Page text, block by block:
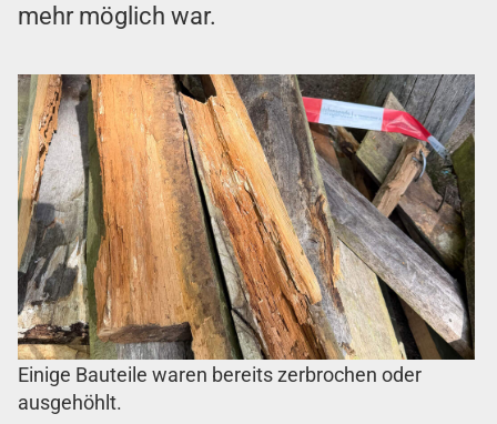
mehr möglich war.
Einige Bauteile waren bereits zerbrochen oder
ausgehöhlt.